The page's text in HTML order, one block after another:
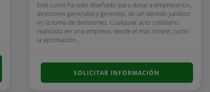
Este curso ha sido diseñado para dotar a empresarios ,
directores generales y gerentes, de un sentido jurídico
en la toma de decisiones. Cualquier acto cotidiano
realizado en una empresa, desde el más simple, como
la aprobación...
SOLICITAR INFORMACIÓN